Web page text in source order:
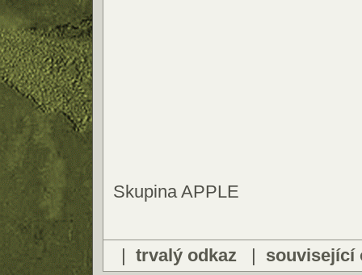
Skupina APPLE
| trvalý odkaz | související